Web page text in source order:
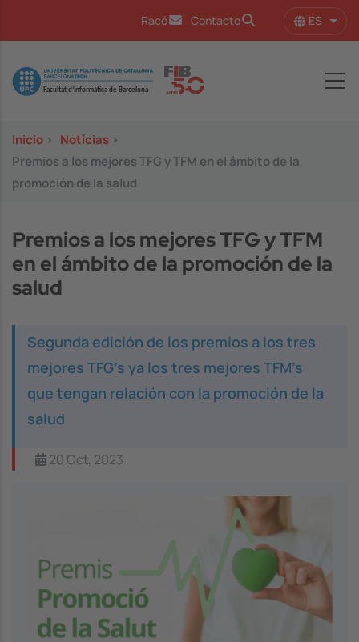
Racó Contacto ES
Image
Inicio > Notícias >
Premios a los mejores TFG y TFM en el ámbito de la
promoción de la salud
Premios a los mejores TFG y TFM
en el ámbito de la promoción de la
salud
Segunda edición de los premios a los tres
mejores TFG's ya los tres mejores TFM's
que tengan relación con la promoción de la
salud
20 Oct, 2023